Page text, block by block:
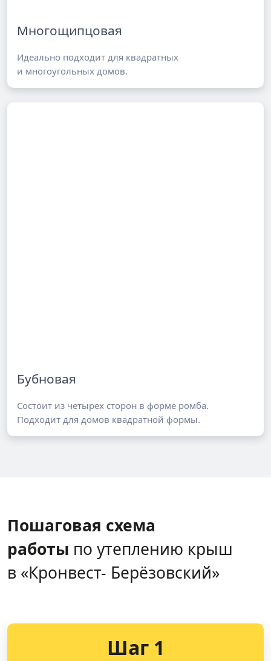
Многощипцовая
Идеально подходит для квадратных
и многоугольных домов.
Бубновая
Состоит из четырех сторон в форме ромба.
Подходит для домов квадратной формы.
Пошаговая схема
работы по утеплению крыш
в «Кронвест- Берёзовский»
Шаг 1